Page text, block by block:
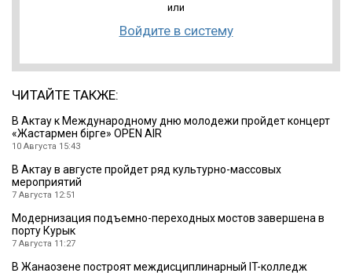
или
Войдите в систему
ЧИТАЙТЕ ТАКЖЕ:
В Актау к Международному дню молодежи пройдет концерт
«Жастармен бірге» OPEN AIR
10 Августа 15:43
В Актау в августе пройдет ряд культурно-массовых
мероприятий
7 Августа 12:51
Модернизация подъемно-переходных мостов завершена в
порту Курык
7 Августа 11:27
В Жанаозене построят междисциплинарный IT-колледж